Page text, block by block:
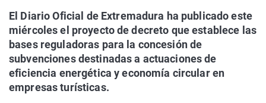
El Diario Oficial de Extremadura ha publicado este
miércoles el proyecto de decreto que establece las
bases reguladoras para la concesión de
subvenciones destinadas a actuaciones de
eficiencia energética y economía circular en
empresas turísticas.